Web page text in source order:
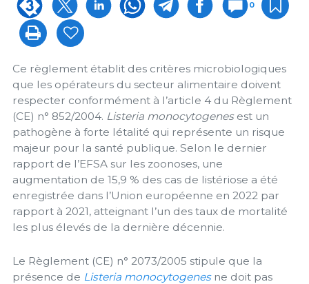
0
Ce règlement établit des critères microbiologiques
que les opérateurs du secteur alimentaire doivent
respecter conformément à l’article 4 du Règlement
(CE) n° 852/2004. Listeria monocytogenesest un
pathogène à forte létalité qui représente un risque
majeur pour la santé publique. Selon le dernier
rapport de l’EFSA sur les zoonoses, une
augmentation de 15,9 % des cas de listériose a été
enregistrée dans l’Union européenne en 2022 par
rapport à 2021, atteignant l’un des taux de mortalité
les plus élevés de la dernière décennie.
Le Règlement (CE) n° 2073/2005 stipule que la
présence de Listeria monocytogenesne doit pas